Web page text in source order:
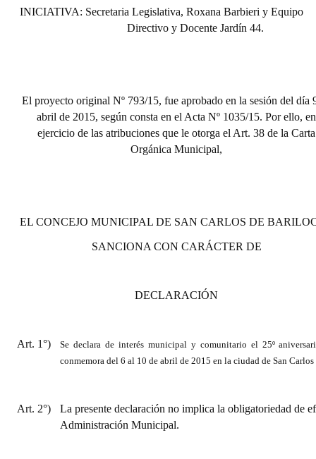
INICIATIVA: Secretaria Legislativa, Roxana Barbieri y Equipo
Directivo y Docente Jardín 44.
El proyecto original Nº 793/15, fue aprobado en la sesión del día
abril de 2015, según consta en el Acta Nº 1035/15. Por ello, en
ejercicio de las atribuciones que le otorga el Art. 38 de la Carta
Orgánica Municipal,
EL CONCEJO MUNICIPAL DE SAN CARLOS DE
SANCIONA CON CARÁCTER DE
DECLARACIÓN
Art. 1°)
Se declara de interés municipal y comunitario el 25º
conmemora del 6 al 10 de abril de 2015 en la ciudad de San
Art. 2°)
La presente declaración no implica la obligatoriedad de
Administración Municipal.